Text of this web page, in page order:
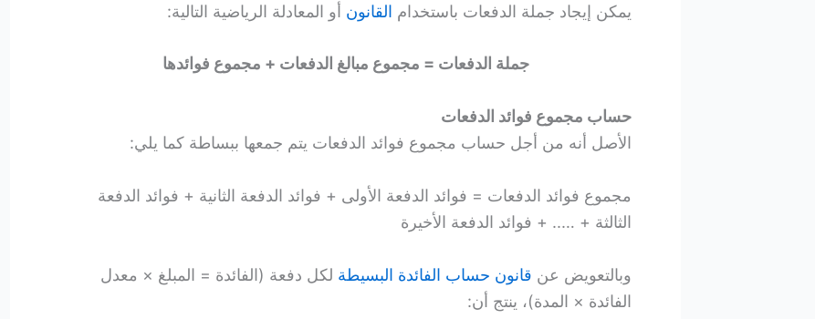
يمكن إيجاد جملة الدفعات باستخدام القانون أو المعادلة الرياضية التالية:
جملة الدفعات = مجموع مبالغ الدفعات + مجموع فوائدها
حساب مجموع فوائد الدفعات
الأصل أنه من أجل حساب مجموع فوائد الدفعات يتم جمعها ببساطة كما يلي:
مجموع فوائد الدفعات = فوائد الدفعة الأولى + فوائد الدفعة الثانية + فوائد الدفعة
الثالثة + ….. + فوائد الدفعة الأخيرة
وبالتعويض عن قانون حساب الفائدة البسيطة لكل دفعة (الفائدة = المبلغ × معدل
الفائدة × المدة)، ينتج أن: